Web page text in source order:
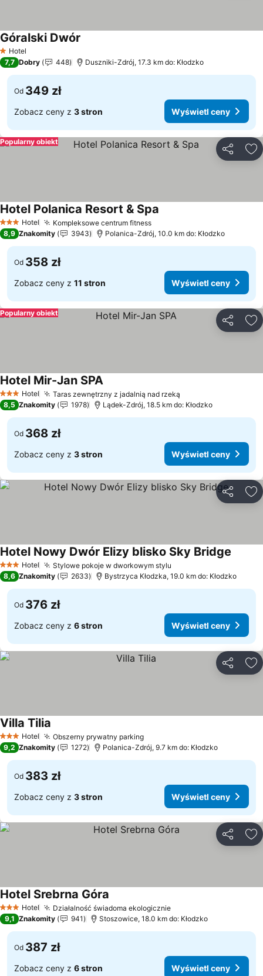
1 Kategoria
Hotel
Góralski Dwór
7,7 Dobry 448 Duszniki-Zdrój, 17.3 km do: Kłodzko
Od 349 zł
Zobacz ceny z 3 stron Wyświetl ceny
Popularny obiekt
3 Kategoria
Hotel Kompleksowe centrum fitness
Hotel Polanica Resort & Spa
8,9 Znakomity 3943 Polanica-Zdrój, 10.0 km do: Kłodzko
Od 358 zł
Zobacz ceny z 11 stron Wyświetl ceny
Popularny obiekt
3 Kategoria
Hotel Taras zewnętrzny z jadalnią nad rzeką
Hotel Mir-Jan SPA
8,5 Znakomity 1978 Lądek-Zdrój, 18.5 km do: Kłodzko
Od 368 zł
Zobacz ceny z 3 stron Wyświetl ceny
3 Kategoria
Hotel Stylowe pokoje w dworkowym stylu
Hotel Nowy Dwór Elizy blisko Sky Bridge
8,6 Znakomity 2633 Bystrzyca Kłodzka, 19.0 km do: Kłodzko
Od 376 zł
Zobacz ceny z 6 stron Wyświetl ceny
3 Kategoria
Hotel Obszerny prywatny parking
Villa Tilia
9,2 Znakomity 1272 Polanica-Zdrój, 9.7 km do: Kłodzko
Od 383 zł
Zobacz ceny z 3 stron Wyświetl ceny
3 Kategoria
Hotel Działalność świadoma ekologicznie
Hotel Srebrna Góra
9,1 Znakomity 941 Stoszowice, 18.0 km do: Kłodzko
Od 387 zł
Zobacz ceny z 6 stron Wyświetl ceny